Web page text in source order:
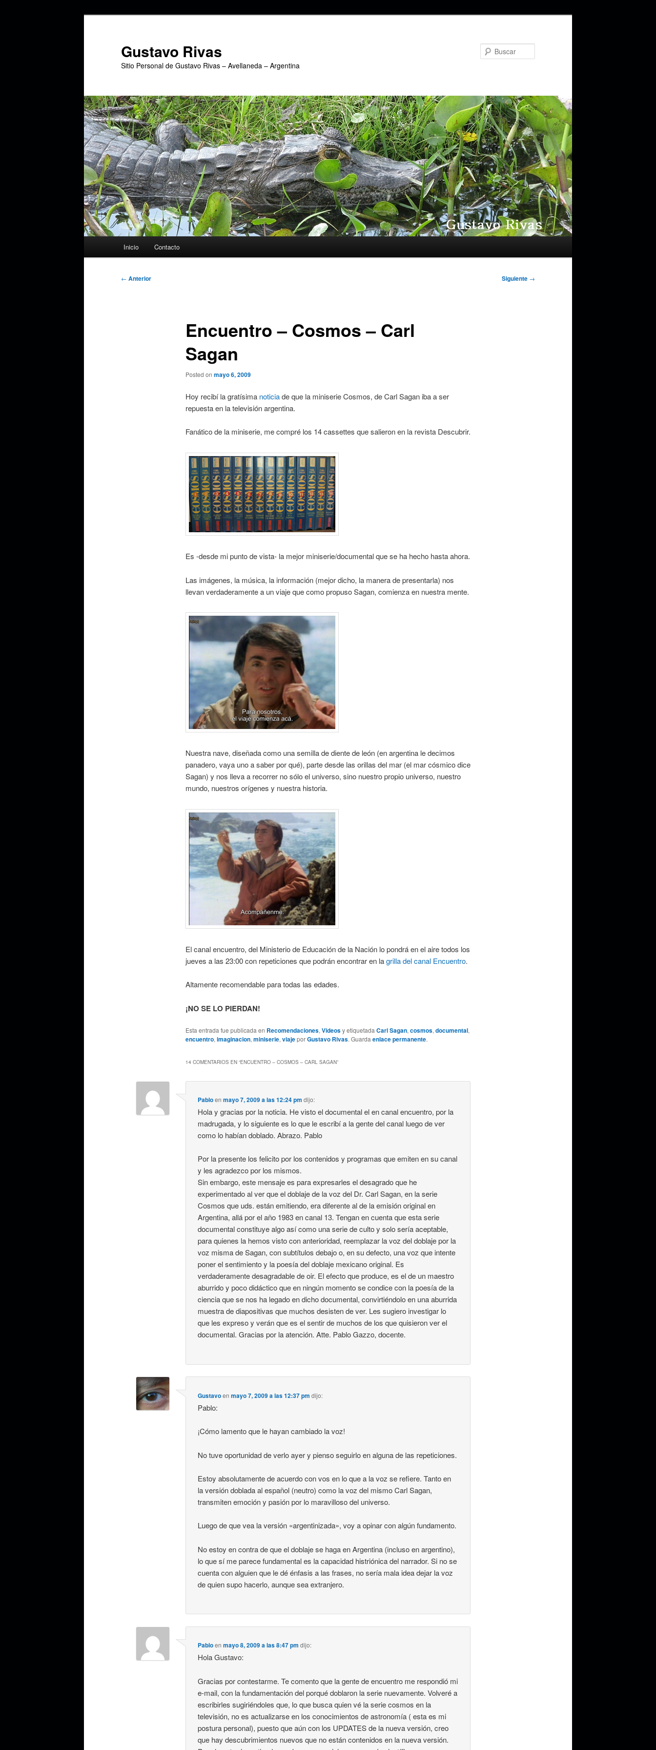
Gustavo Rivas
Sitio Personal de Gustavo Rivas – Avellaneda – Argentina
Inicio Contacto
Navegación
← Anterior Siguiente →
Encuentro – Cosmos – Carl
Sagan
Posted on mayo 6, 2009
Hoy recibí la gratísima noticiade que la miniserie Cosmos, de Carl Sagan iba a ser
repuesta en la televisión argentina.
Fanático de la miniserie, me compré los 14 cassettes que salieron en la revista Descubrir.
Es -desde mi punto de vista- la mejor miniserie/documental que se ha hecho hasta ahora.
Las imágenes, la música, la información (mejor dicho, la manera de presentarla) nos
llevan verdaderamente a un viaje que como propuso Sagan, comienza en nuestra mente.
Nuestra nave, diseñada como una semilla de diente de león (en argentina le decimos
panadero, vaya uno a saber por qué), parte desde las orillas del mar (el mar cósmico dice
Sagan) y nos lleva a recorrer no sólo el universo, sino nuestro propio universo, nuestro
mundo, nuestros orígenes y nuestra historia.
El canal encuentro, del Ministerio de Educación de la Nación lo pondrá en el aire todos los
jueves a las 23:00 con repeticiones que podrán encontrar en lagrilla del canal Encuentro.
Altamente recomendable para todas las edades.
¡NO SE LO PIERDAN!
Esta entrada fue publicada en Recomendaciones, Videosy etiquetada Carl Sagan, cosmos, documental,
encuentro, imaginacion, miniserie, viajeporGustavo Rivas. Guarda enlace permanente.
14 COMENTARIOS EN “ENCUENTRO – COSMOS – CARL SAGAN”
Pabloenmayo 7, 2009 a las 12:24 pm dijo:
Hola y gracias por la noticia. He visto el documental el en canal encuentro, por la
madrugada, y lo siguiente es lo que le escribí a la gente del canal luego de ver
como lo habían doblado. Abrazo. Pablo
Por la presente los felicito por los contenidos y programas que emiten en su canal
y les agradezco por los mismos.
Sin embargo, este mensaje es para expresarles el desagrado que he
experimentado al ver que el doblaje de la voz del Dr. Carl Sagan, en la serie
Cosmos que uds. están emitiendo, era diferente al de la emisión original en
Argentina, allá por el año 1983 en canal 13. Tengan en cuenta que esta serie
documental constituye algo así como una serie de culto y solo sería aceptable,
para quienes la hemos visto con anterioridad, reemplazar la voz del doblaje por la
voz misma de Sagan, con subtítulos debajo o, en su defecto, una voz que intente
poner el sentimiento y la poesía del doblaje mexicano original. Es
verdaderamente desagradable de oir. El efecto que produce, es el de un maestro
aburrido y poco didáctico que en ningún momento se condice con la poesía de la
ciencia que se nos ha legado en dicho documental, convirtiéndolo en una aburrida
muestra de diapositivas que muchos desisten de ver. Les sugiero investigar lo
que les expreso y verán que es el sentir de muchos de los que quisieron ver el
documental. Gracias por la atención. Atte. Pablo Gazzo, docente.
Gustavoenmayo 7, 2009 a las 12:37 pm dijo:
Pablo:
¡Cómo lamento que le hayan cambiado la voz!
No tuve oportunidad de verlo ayer y pienso seguirlo en alguna de las repeticiones.
Estoy absolutamente de acuerdo con vos en lo que a la voz se refiere. Tanto en
la versión doblada al español (neutro) como la voz del mismo Carl Sagan,
transmiten emoción y pasión por lo maravilloso del universo.
Luego de que vea la versión «argentinizada», voy a opinar con algún fundamento.
No estoy en contra de que el doblaje se haga en Argentina (incluso en argentino),
lo que sí me parece fundamental es la capacidad histriónica del narrador. Si no se
cuenta con alguien que le dé énfasis a las frases, no sería mala idea dejar la voz
de quien supo hacerlo, aunque sea extranjero.
Pabloenmayo 8, 2009 a las 8:47 pm dijo:
Hola Gustavo:
Gracias por contestarme. Te comento que la gente de encuentro me respondió mi
e-mail, con la fundamentación del porqué doblaron la serie nuevamente. Volveré a
escribirles sugiriéndoles que, lo que busca quien vé la serie cosmos en la
televisión, no es actualizarse en los conocimientos de astronomía ( esta es mi
postura personal), puesto que aún con los UPDATES de la nueva versión, creo
que hay descubrimientos nuevos que no están contenidos en la nueva versión.